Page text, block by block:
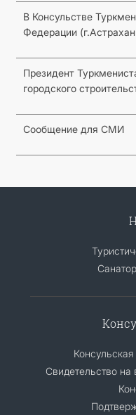
В Консульстве
Федерации
Президент
городского
Сообщение для СМИ
Свидетельство